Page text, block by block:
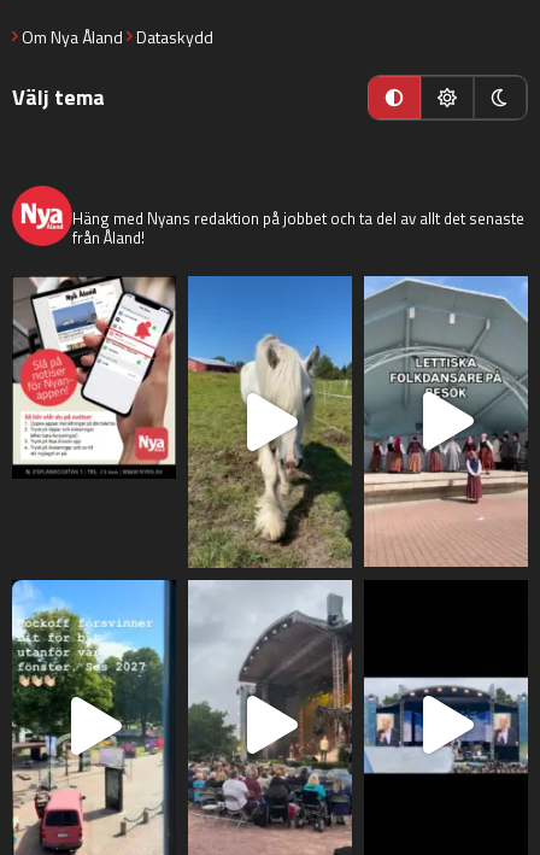
Om Nya Åland Dataskydd
Välj tema
Häng med Nyans redaktion på jobbet och ta del av allt det senaste
från Åland!